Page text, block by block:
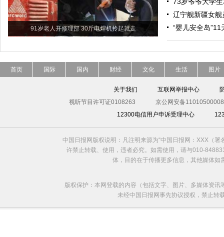
91岁老人开修理部 30斤电焊机拎起就走
辽宁舰新疆女
“婴儿安全岛
首页 国际 国内 财经 文化 生活 图片
关于我们 互联网举报中心
视听节目许可证0108263
京公网安备
12300电信用户申诉受理中心
中国日报网版权说明：凡注明来源为“中国日报网：XXX（
许禁止转载、使用，违者必究。如需使用，请与010-
体，目的在于传播更多信息，其他媒体
版权保护：本网登载的内容（包括文字、图片、多媒体资
未经中国日报网事先协议授权，禁止转